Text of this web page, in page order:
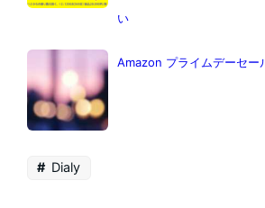
い
Amazon プライムデーセー
Dialy